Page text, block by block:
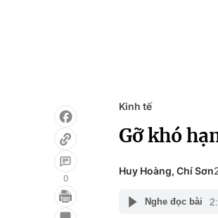
0
Kinh tế
Gỡ khó
Huy Hoàng, Chí Sơn
Nghe đọc bài